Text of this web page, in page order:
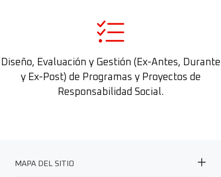
Diseño, Evaluación y Gestión (Ex-Antes, Durante
y Ex-Post) de Programas y Proyectos de
Responsabilidad Social.
MAPA DEL SITIO